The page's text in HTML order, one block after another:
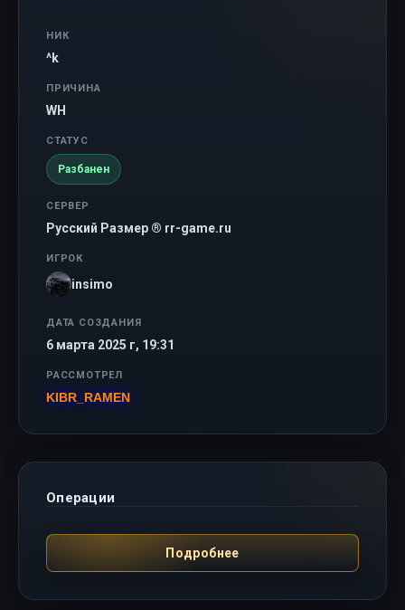
НИК
^k
ПРИЧИНА
WH
СТАТУС
Разбанен
СЕРВЕР
Русский Размер ® rr-game.ru
ИГРОК
insimo
ДАТА СОЗДАНИЯ
6 марта 2025 г, 19:31
РАССМОТРЕЛ
KIBR_RAMEN
Операции
Подробнее